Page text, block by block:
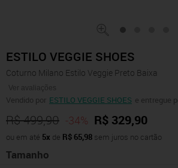
ESTILO VEGGIE SHOES
Coturno Milano Estilo Veggie Preto Baixa
Ver avaliações
Vendido por ESTILO VEGGIE SHOES e entregue
R$ 499,90 -34% R$ 329,90
ou em até 5x de R$ 65,98 sem juros no cartão
Tamanho